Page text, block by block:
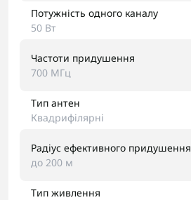
Потужність одного каналу
50 Вт
Частоти придушення
700 МГц
Тип антен
Квадрифілярні
Радіус ефективного придушення
до 200 м
Тип живлення